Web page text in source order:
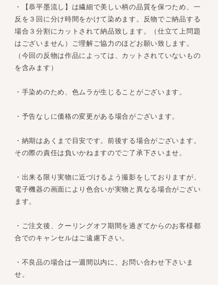
・【恭平墨流し】は繊細で美しい柄の品質を保つため、一
反を３回に分け時間をかけて染めます。反物でご納品する
場合３分割にカットされて納品致します。（仕立て上問題
はございません）ご理解ご協力のほどお願い致します。
（今回の反物は作品によっては、カットされていないもの
を含みます）
・手染めのため、色ムラが生じることがございます。
・予告なしに価格の変更がある場合がございます。
・納期はあくまで目安です。前後する場合がございます。
その際の責任は負いかねますのでご了承下さいませ。
・出来る限り実物に近づけるよう撮影をしておりますが、
電子機器の画面により色合いが実物と異なる場合がござい
ます。
・ご注文後、クーリングオフ期間を過ぎてからのお客様都
合でのキャンセルはご遠慮下さい。
・不良品の場合は一週間以内に、お問い合わせ下さいま
せ。